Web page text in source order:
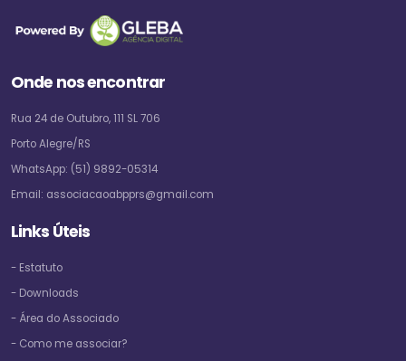
Onde nos encontrar
Rua 24 de Outubro, 111 SL 706
Porto Alegre/RS
WhatsApp: (51) 9892-05314
Email: associacaoabpprs@gmail.com
Links Úteis
- Estatuto
- Downloads
- Área do Associado
- Como me associar?